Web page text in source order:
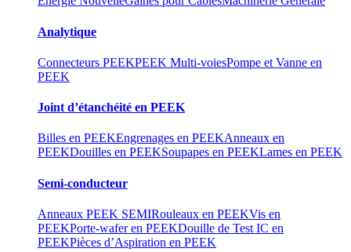
Analytique
Connecteurs PEEKPEEK Multi-voiesPompe et Vanne en
PEEK
Joint d’étanchéité en PEEK
Billes en PEEKEngrenages en PEEKAnneaux en
PEEKDouilles en PEEKSoupapes en PEEKLames en PEEK
Semi-conducteur
Anneaux PEEK SEMIRouleaux en PEEKVis en
PEEKPorte-wafer en PEEKDouille de Test IC en
PEEKPièces d’Aspiration en PEEK